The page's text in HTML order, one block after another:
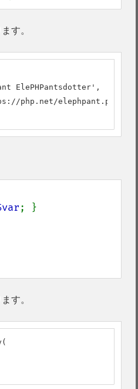
す。
ElePHPantsdotter',
php.net/elephpant.php',
す。